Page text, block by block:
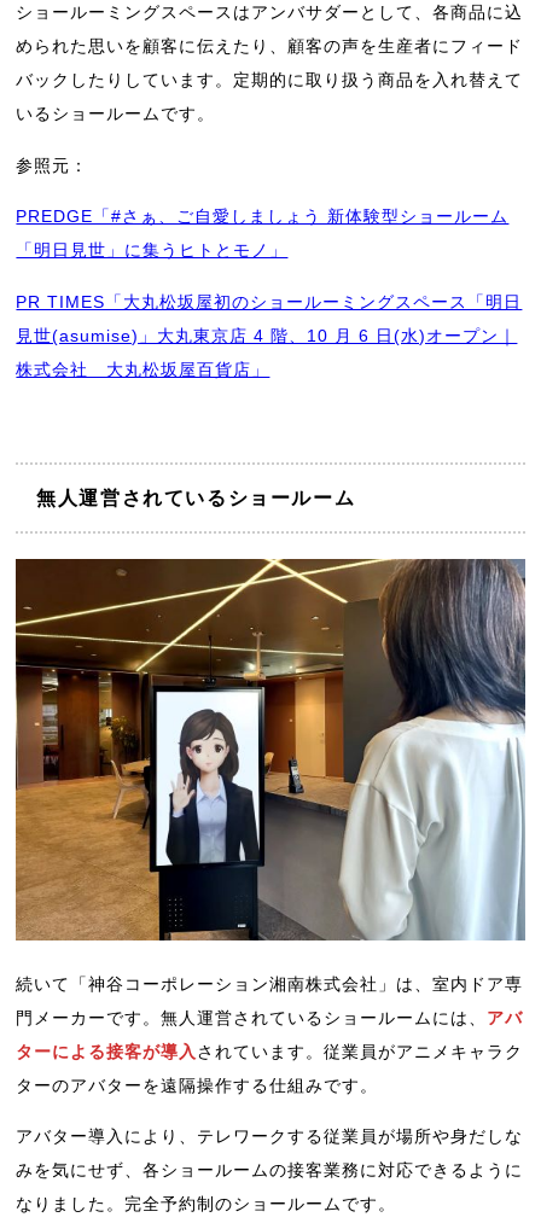
ショールーミングスペースはアンバサダーとして、各商品に込
められた思いを顧客に伝えたり、顧客の声を生産者にフィード
バックしたりしています。定期的に取り扱う商品を入れ替えて
いるショールームです。
参照元：
PREDGE「#さぁ、ご自愛しましょう 新体験型ショールーム
「明日見世」に集うヒトとモノ」
PR TIMES「大丸松坂屋初のショールーミングスペース「明日
見世(asumise)」大丸東京店 4 階、10 月 6 日(水)オープン｜
株式会社 大丸松坂屋百貨店」
無人運営されているショールーム
続いて「神谷コーポレーション湘南株式会社」は、室内ドア専
門メーカーです。無人運営されているショールームには、 アバ
ターによる接客が導入 されています。従業員がアニメキャラク
ターのアバターを遠隔操作する仕組みです。
アバター導入により、テレワークする従業員が場所や身だしな
みを気にせず、各ショールームの接客業務に対応できるように
なりました。完全予約制のショールームです。